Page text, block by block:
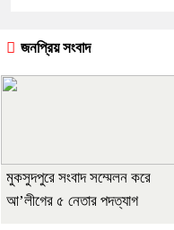
জনপ্রিয় সংবাদ
মুকসুদপুরে সংবাদ সম্মেলন করে
আ’লীগের ৫ নেতার পদত্যাগ